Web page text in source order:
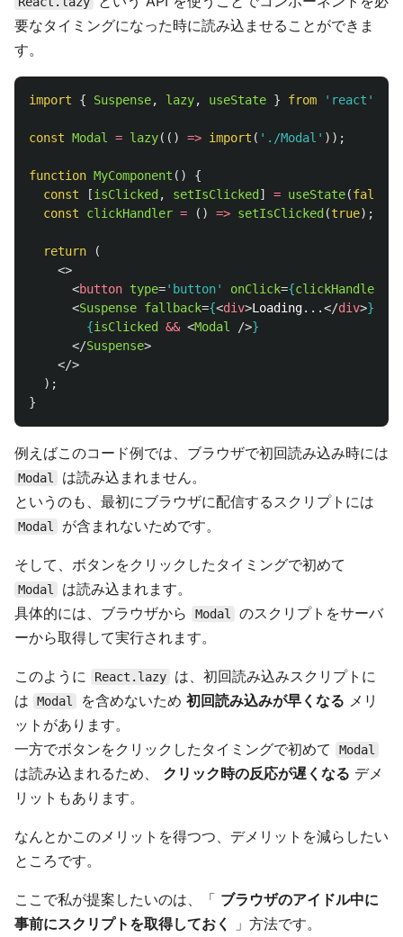
要なタイミングになった時に読み込ませることができま
す。
import { Suspense, lazy, useState } from ' react '
const Modal = lazy(() => import ( ' ./Modal ' ));
function MyComponent ()
{
const
[isClicked , setIsClicked ] = useState(false
const
clickHandler = () => setIsClicked (true);
return
(
<>
<button type='button' onClick={clickHandler
<Suspense fallback={<div>Loading...</div>}
{isClicked && <Modal />}
</Suspense>
</>
);
}
例えばこのコード例では、ブラウザで初回読み込み時には
Modal
は読み込まれません。
というのも、最初にブラウザに配信するスクリプトには
Modal が含まれないためです。
そして、ボタンをクリックしたタイミングで初めて
Modal
は読み込まれます。
具体的には、ブラウザから
Modal
のスクリプトをサーバ
ーから取得して実行されます。
このように React.lazy
は、初回読み込みスクリプトに
は
Modal を含めないため 初回読み込みが早くなる メリ
ットがあります。
一方でボタンをクリックしたタイミングで初めて
Modal
は読み込まれるため、 クリック時の反応が遅くなる デメ
リットもあります。
なんとかこのメリットを得つつ、デメリットを減らしたい
ところです。
ここで私が提案したいのは、「 ブラウザのアイドル中に
事前にスクリプトを取得しておく
」方法です。